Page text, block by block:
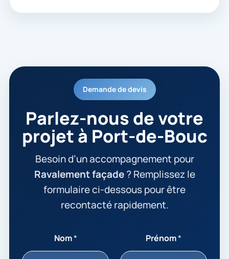
Demande de devis
Parlez-nous de votre
projet à Port-de-Bouc
Besoin d’un accompagnement pour
Ravalement façade? Remplissez le
formulaire ci-dessous pour être
recontacté rapidement.
Nom* Prénom*